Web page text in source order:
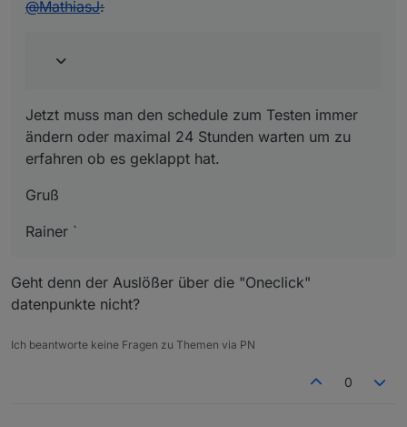
@MathiasJ:
Jetzt muss man den schedule zum Testen immer
ändern oder maximal 24 Stunden warten um zu
erfahren ob es geklappt hat.
Gruß
Rainer `
Geht denn der Auslößer über die "Oneclick"
datenpunkte nicht?
Ich beantworte keine Fragen zu Themen via PN
0